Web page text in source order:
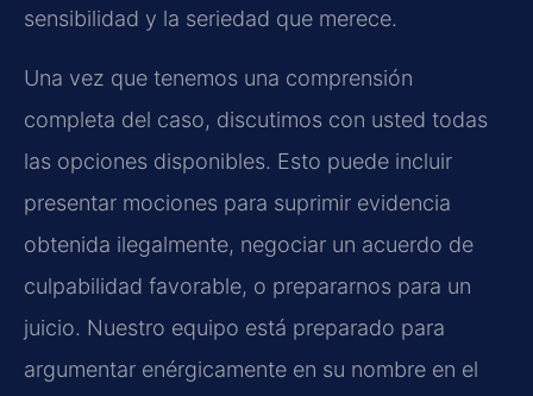
sensibilidad y la seriedad que merece.
Una vez que tenemos una comprensión
completa del caso, discutimos con usted todas
las opciones disponibles. Esto puede incluir
presentar mociones para suprimir evidencia
obtenida ilegalmente, negociar un acuerdo de
culpabilidad favorable, o prepararnos para un
juicio. Nuestro equipo está preparado para
argumentar enérgicamente en su nombre en el